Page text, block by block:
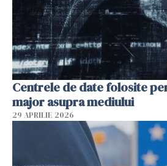
Centrele de date folosite
major asupra mediului
29 APRILIE 2026